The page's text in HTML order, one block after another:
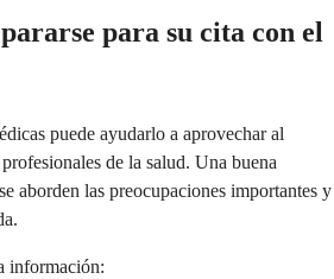
para su cita con el
puede ayudarlo a aprovechar al
de la salud. Una buena
aborden las preocupaciones importantes y
información: